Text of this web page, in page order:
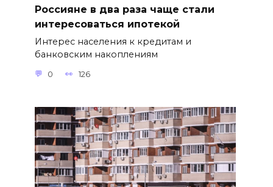
Россияне в два раза чаще стали
интересоваться ипотекой
Интерес населения к кредитам и
банковским накоплениям
0 126